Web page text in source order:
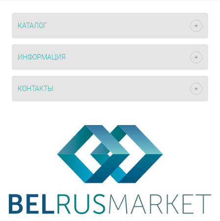
КАТАЛОГ
ИНФОРМАЦИЯ
КОНТАКТЫ